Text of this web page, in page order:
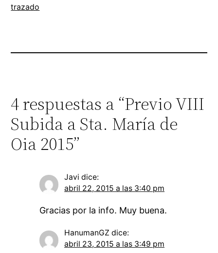
trazado
4 respuestas a “Previo VIII
Subida a Sta. María de
Oia 2015”
Javi dice:
abril 22, 2015 a las 3:40 pm
Gracias por la info. Muy buena.
HanumanGZ dice:
abril 23, 2015 a las 3:49 pm